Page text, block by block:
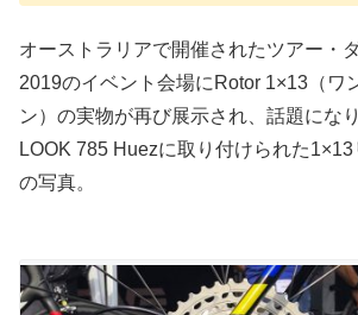
オーストラリアで開催されたツアー・
2019のイベント会場にRotor 1×13（ワ
ン）の実物が再び展示され、話題にな
LOOK 785 Huezに取り付けられた
の写真。